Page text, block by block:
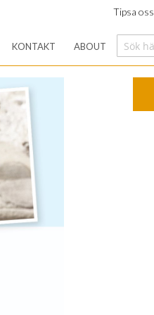
Tipsa oss
KONTAKT ABOUT